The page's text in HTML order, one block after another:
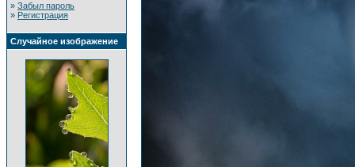
» Забыл пароль
» Регистрация
Случайное изображение